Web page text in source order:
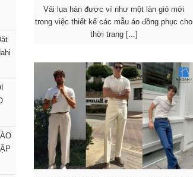
Vải lụa hàn được ví như một làn gió mới
trong việc thiết kế các mẫu áo đồng phục cho
thời trang [...]